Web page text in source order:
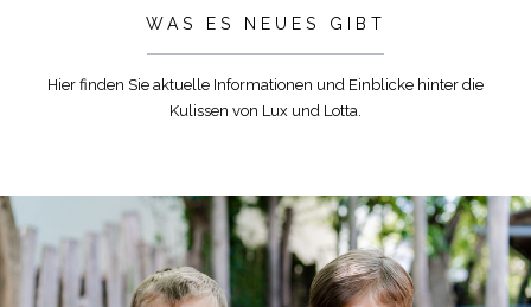
WAS ES NEUES GIBT
Hier finden Sie aktuelle Informationen und Einblicke hinter die
Kulissen von Lux und Lotta.